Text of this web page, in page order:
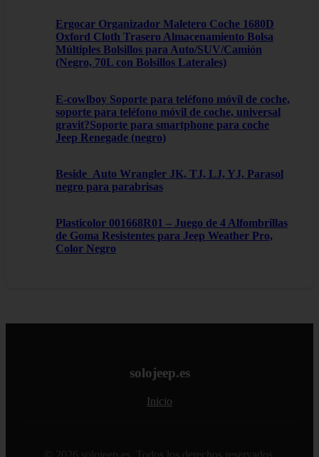
Ergocar Organizador Maletero Coche 1680D
Oxford Cloth Trasero Almacenamiento Bolsa
Múltiples Bolsillos para Auto/SUV/Camión
(Negro, 70L con Bolsillos Laterales)
E-cowlboy Soporte para teléfono móvil de coche,
soporte para teléfono móvil de coche, universal
gravit?Soporte para smartphone para coche
Jeep Renegade (negro)
Beside_Auto Wrangler JK, TJ, LJ, YJ, Parasol
negro para parabrisas
Plasticolor 001668R01 – Juego de 4 Alfombrillas
de Goma Resistentes para Jeep Weather Pro,
Color Negro
solojeep.es
Inicio
© 2026 solojeep.es. Todos los derechos reservados.